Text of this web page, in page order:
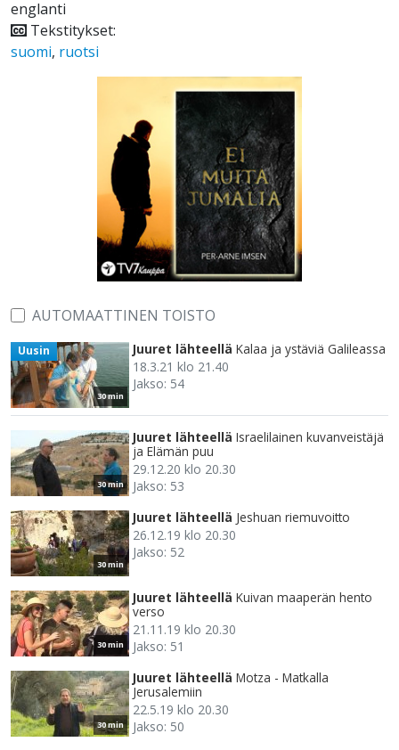
englanti
Tekstitykset:
suomi, ruotsi
AUTOMAATTINEN TOISTO
30 min
Uusin Juuret lähteellä Kalaa ja ystäviä Galileassa
18.3.21 klo 21.40
Jakso: 54
30 min
Juuret lähteellä Israelilainen kuvanveistäjä
ja Elämän puu
29.12.20 klo 20.30
Jakso: 53
30 min
Juuret lähteellä Jeshuan riemuvoitto
26.12.19 klo 20.30
Jakso: 52
30 min
Juuret lähteellä Kuivan maaperän hento
verso
21.11.19 klo 20.30
Jakso: 51
30 min
Juuret lähteellä Motza - Matkalla
Jerusalemiin
22.5.19 klo 20.30
Jakso: 50